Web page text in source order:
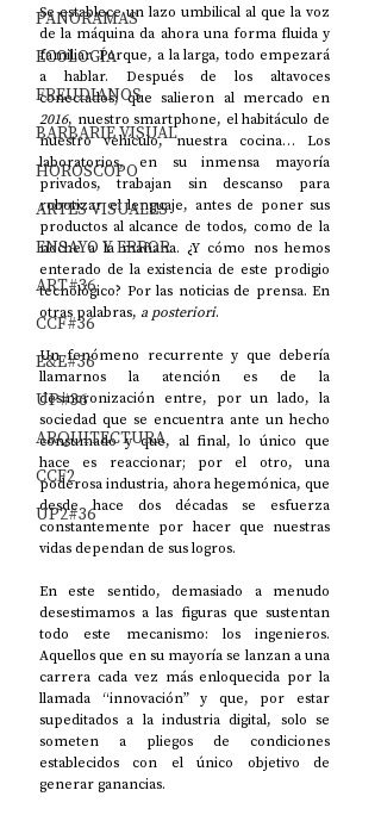
PANORAMAS
ECOLOGÍA
FREUDIANOS
BARBARIE VISUAL
HORÓSCOPO
ARTES VISUALES
ENSAYO Y ERROR
ART#36
CCF#36
E&E#36
UP#36
ARQUITECTURA
CCF2
UP2#36
Se establece un lazo umbilical al que la voz
de la máquina da ahora una forma fluida y
familiar. Porque, a la larga, todo empezará
a hablar. Después de los altavoces
2016, nuestro smartphone, el habitáculo de
nuestro vehículo, nuestra cocina… Los
laboratorios, en su inmensa mayoría
privados, trabajan sin descanso para
robotizar el lenguaje, antes de poner sus
productos al alcance de todos, como de la
noche a la mañana. ¿Y cómo nos hemos
enterado de la existencia de este prodigio
tecnológico? Por las noticias de prensa. En
otras palabras, a posteriori.
Un fenómeno recurrente y que debería
llamarnos la atención es de la
desincronización entre, por un lado, la
sociedad que se encuentra ante un hecho
consumado y que, al final, lo único que
hace es reaccionar; por el otro, una
poderosa industria, ahora hegemónica, que
desde hace dos décadas se esfuerza
constantemente por hacer que nuestras
vidas dependan de sus logros.
En este sentido, demasiado a menudo
desestimamos a las figuras que sustentan
todo este mecanismo: los ingenieros.
Aquellos que en su mayoría se lanzan a una
carrera cada vez más enloquecida por la
llamada “innovación” y que, por estar
supeditados a la industria digital, solo se
someten a pliegos de condiciones
establecidos con el único objetivo de
generar ganancias.